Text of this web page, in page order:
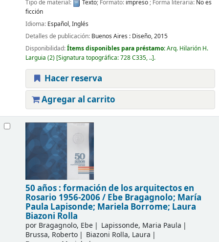
Tipo de material:
Texto; Formato: impreso; Forma literaria: No es
ficción
Idioma: Español,Inglés
Detalles de publicación: Buenos Aires : Diseño,2015
Disponibilidad:Ítems disponibles para préstamo:Arq. Hilarión H.
Larguia (2) Signatura topográfica:728 C335, .. .
Hacer reserva
Agregar al carrito
50 años : formación de los arquitectos en
Rosario 1956-2006 / Ebe Bragagnolo; María
Paula Lapisonde; Mariela Borrome; Laura
Biazoni Rolla
por Bragagnolo, Ebe
Lapissonde, Maria Paula
Brussa, Roberto
Biazoni Rolla, Laura